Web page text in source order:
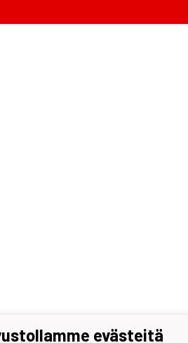
evästeitä